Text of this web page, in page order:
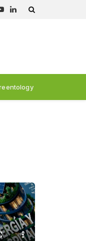
LinkedIn